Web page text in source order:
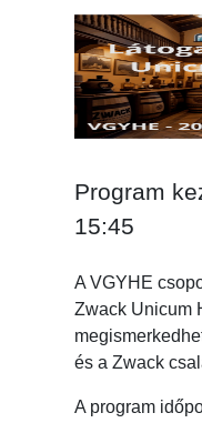
Program
15:45
A VGYHE
Zwack Unicum
és a Zwack
A program